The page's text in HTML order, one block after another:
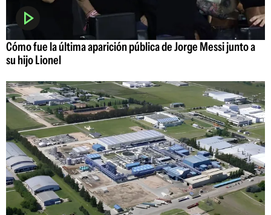
Cómo fue la última aparición pública de Jorge Messi junto a
su hijo Lionel